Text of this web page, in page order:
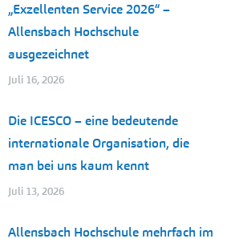
„Exzellenten Service 2026“ –
Allensbach Hochschule
ausgezeichnet
Juli 16, 2026
Die ICESCO – eine bedeutende
internationale Organisation, die
man bei uns kaum kennt
Juli 13, 2026
Allensbach Hochschule mehrfach im